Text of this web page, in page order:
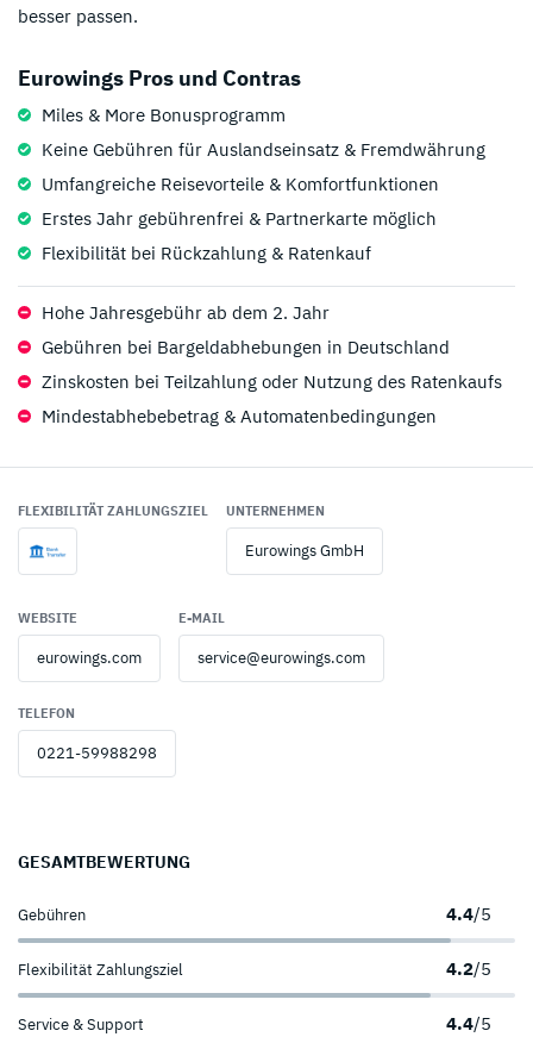
besser passen.
Eurowings Pros und Contras
Miles & More Bonusprogramm
Keine Gebühren für Auslandseinsatz & Fremdwährung
Umfangreiche Reisevorteile & Komfortfunktionen
Erstes Jahr gebührenfrei & Partnerkarte möglich
Flexibilität bei Rückzahlung & Ratenkauf
Hohe Jahresgebühr ab dem 2. Jahr
Gebühren bei Bargeldabhebungen in Deutschland
Zinskosten bei Teilzahlung oder Nutzung des Ratenkaufs
Mindestabhebebetrag & Automatenbedingungen
FLEXIBILITÄT ZAHLUNGSZIEL UNTERNEHMEN
Eurowings GmbH
WEBSITE
eurowings.com
E-MAIL
service@eurowings.com
TELEFON
0221-59988298
GESAMTBEWERTUNG
Gebühren 4.4/5
Flexibilität Zahlungsziel 4.2/5
Service & Support 4.4/5